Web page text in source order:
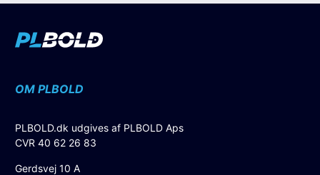
OM PLBOLD
PLBOLD.dk udgives af PLBOLD Aps
CVR 40 62 26 83
Gerdsvej 10 A